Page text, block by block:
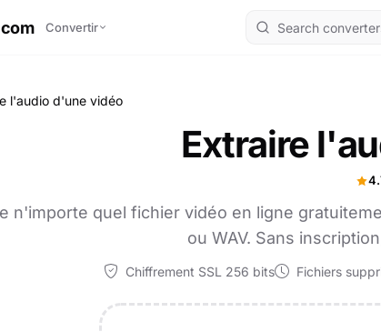
Convertir
l'audio d'une vidéo
Extraire
n'importe quel fichier vidéo en ligne
ou WAV. Sans
Chiffrement SSL 256 bits Fichiers